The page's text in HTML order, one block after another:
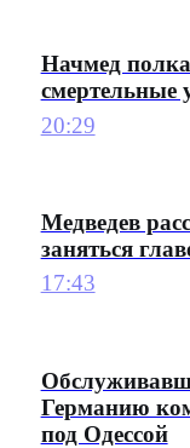
Начмед
смертельные
20:29
Медведев
заняться
17:43
Германию
под Одессой